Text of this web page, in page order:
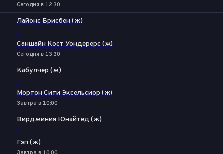
Сегодня в 12:30
Лайонс Брисбен (ж)
-
Саншайн Кост Уондерерс (ж)
Сегодня в 13:30
Кабулчер (ж)
-
Мортон Сити Эксельсиор (ж)
Завтра в 10:00
Вирджиния Юнайтед (ж)
-
Гэп (ж)
Завтра в 10:00